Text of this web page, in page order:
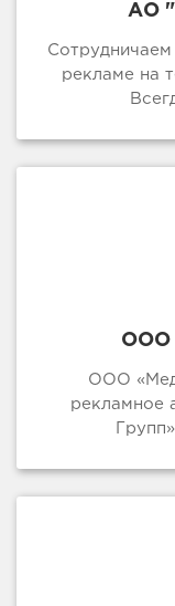
АО
рекламе на
ООО
ООО
рекламное